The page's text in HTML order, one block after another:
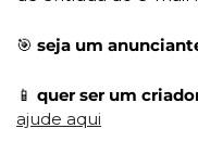
🎯 seja um
📱 quer ser um
ajude aqui